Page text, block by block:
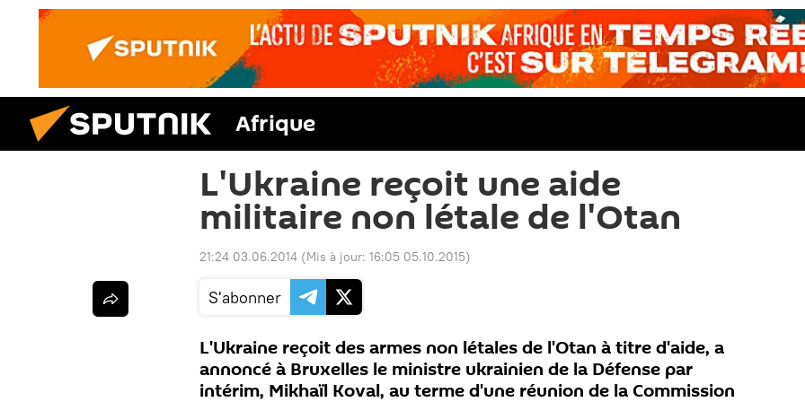
Afrique
L'Ukraine reçoit une aide
militaire non létale de l'Otan
21:24 03.06.2014 (Mis à jour: 16:05 05.10.2015)
S'abonner
L'Ukraine reçoit des armes non létales de l'Otan à titre d'aide, a
annoncé à Bruxelles le ministre ukrainien de la Défense par
intérim, Mikhaïl Koval, au terme d'une réunion de la Commission